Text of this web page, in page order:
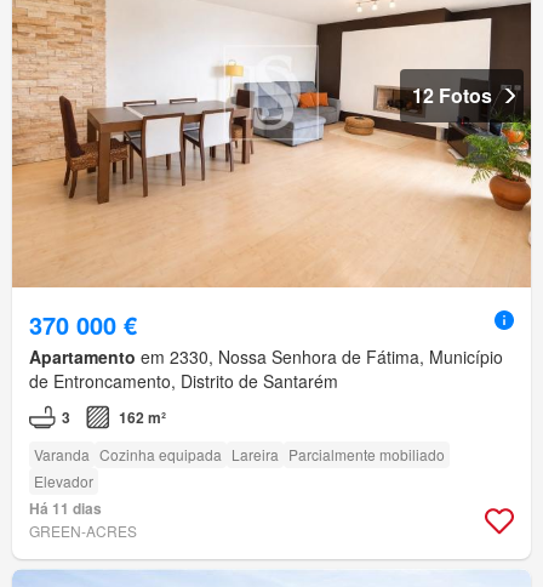
12 Fotos
370 000 €
Apartamento em 2330, Nossa Senhora de Fátima, Município
de Entroncamento, Distrito de Santarém
3 162 m²
Varanda Cozinha equipada Lareira Parcialmente mobiliado
Elevador
Há 11 dias
GREEN-ACRES